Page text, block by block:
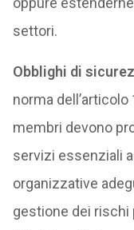
settori.
Obblighi di
norma
membri devono
servizi essenziali
organizzative
gestione dei rischi